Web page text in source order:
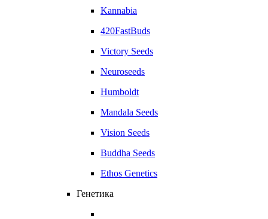
Kannabia
420FastBuds
Victory Seeds
Neuroseeds
Humboldt
Mandala Seeds
Vision Seeds
Buddha Seeds
Ethos Genetics
Генетика